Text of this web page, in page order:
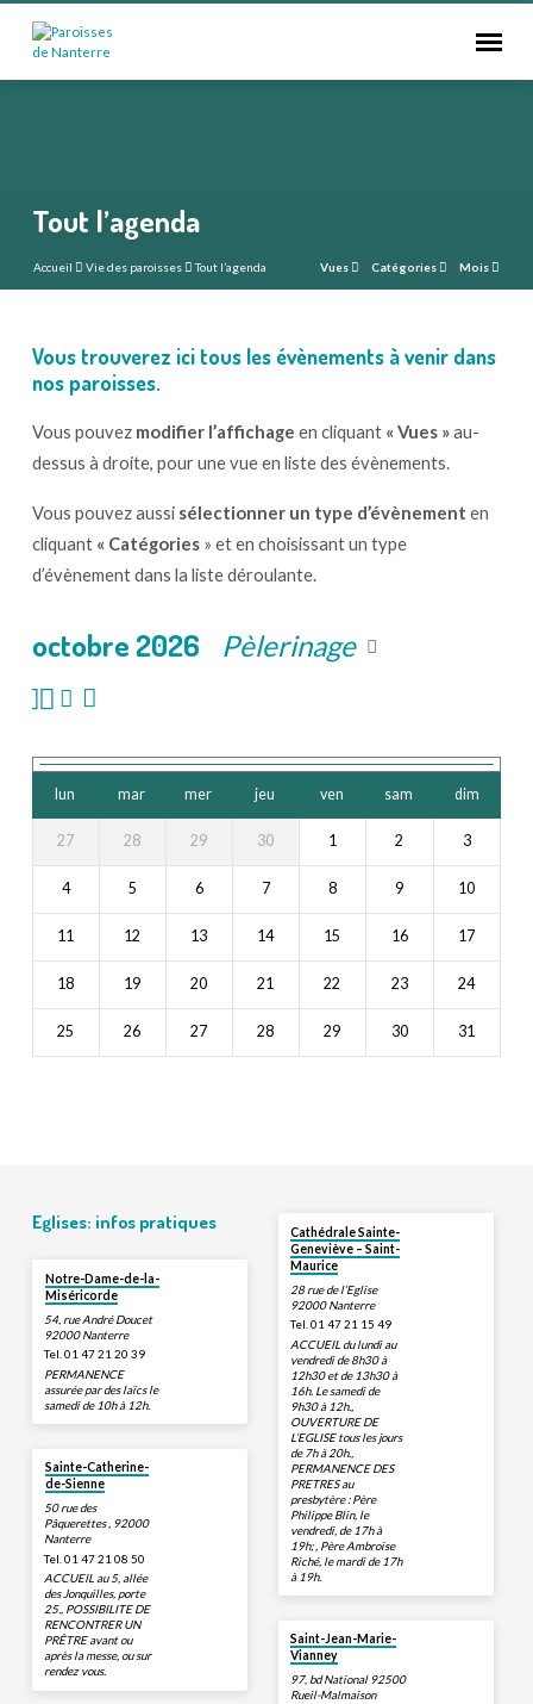
Tout l’agenda
Accueil Vie des paroisses Tout l’agenda Vues Catégories Mois
Tout
Vous trouverez ici tous les évènements à venir dans
nos paroisses.
Vous pouvez modifier l’affichage en cliquant « Vues »au-
dessus à droite, pour une vue en liste des évènements.
Vous pouvez aussi sélectionner un type d’évènement en
cliquant « Catégories» et en choisissant un type
d’évènement dans la liste déroulante.
octobre 2026 Pèlerinage
lun mar mer jeu ven sam dim
27 28 29 30 1 2 3
4 5 6 7 8 9 10
11 12 13 14 15 16 17
18 19 20 21 22 23 24
25 26 27 28 29 30 31
Eglises: infos pratiques
Notre-Dame-de-la-
Miséricorde
54, rue André Doucet
92000 Nanterre
Tel. 01 47 21 20 39
PERMANENCE
assurée par des laïcs le
samedi de 10h à 12h.
Sainte-Catherine-
de-Sienne
50 rue des
Pâquerettes , 92000
Nanterre
Tel. 01 47 21 08 50
ACCUEIL au 5, allée
des Jonquilles, porte
25., POSSIBILITE DE
RENCONTRER UN
PRÊTRE avant ou
après la messe, ou sur
rendez vous.
Cathédrale Sainte-
Geneviève – Saint-
Maurice
28 rue de l’Eglise
92000 Nanterre
Tel. 01 47 21 15 49
ACCUEIL du lundi au
vendredi de 8h30 à
12h30 et de 13h30 à
16h. Le samedi de
9h30 à 12h.,
OUVERTURE DE
L’EGLISE tous les jours
de 7h à 20h.,
PERMANENCE DES
PRETRES au
presbytère : Père
Philippe Blin, le
vendredi, de 17h à
19h; , Père Ambroise
Riché, le mardi de 17h
à 19h.
Saint-Jean-Marie-
Vianney
97, bd National 92500
Rueil-Malmaison